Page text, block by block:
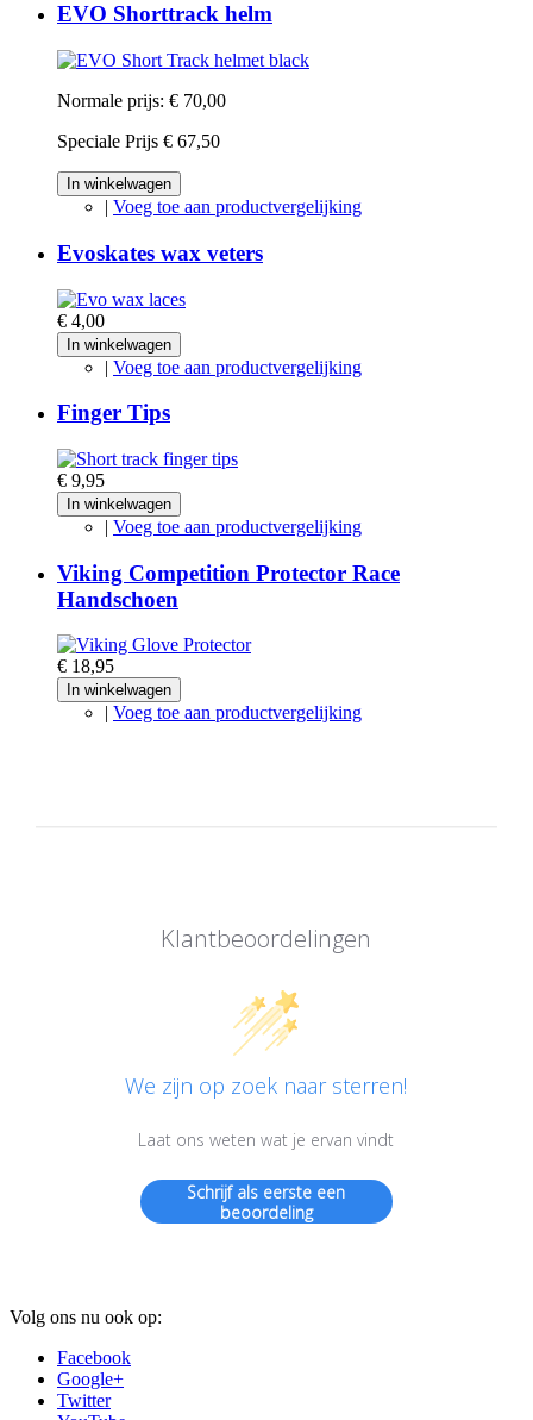
EVO Shorttrack helm
Normale prijs: € 70,00
Speciale Prijs € 67,50
In winkelwagen
| Voeg toe aan productvergelijking
Evoskates wax veters
€ 4,00
In winkelwagen
| Voeg toe aan productvergelijking
Finger Tips
€ 9,95
In winkelwagen
| Voeg toe aan productvergelijking
Viking Competition Protector Race
Handschoen
€ 18,95
In winkelwagen
| Voeg toe aan productvergelijking
Klantbeoordelingen
We zijn op zoek naar sterren!
Laat ons weten wat je ervan vindt
Schrijf als eerste een
beoordeling
Volg ons nu ook op:
Facebook
Google+
Twitter